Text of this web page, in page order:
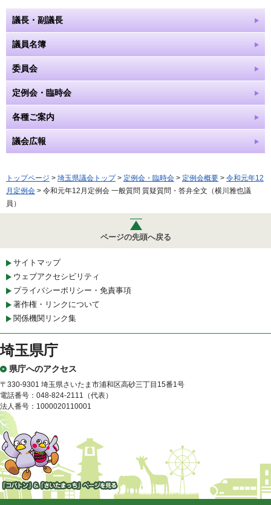
議長・副議長
議員名簿
委員会
定例会・臨時会
各種ご案内
議会広報
トップページ > 埼玉県議会トップ> 定例会・臨時会 > 定例会概要 > 令和元年12
月定例会 > 令和元年12月定例会 一般質問 質疑質問・答弁全文（横川雅也議
員）
ページの先頭へ戻る
サイトマップ
ウェブアクセシビリティ
プライバシーポリシー・免責事項
著作権・リンクについて
関係機関リンク集
埼玉県庁
県庁へのアクセス
〒330-9301 埼玉県さいたま市浦和区高砂三丁目15番1号
電話番号：048-824-2111（代表）
法人番号：1000020110001
「コバトン」&「さいたまっ